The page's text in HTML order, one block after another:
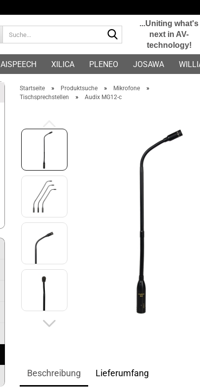
E-Mail
Passwort
Konto erstellen
Passwort vergessen?
...Uniting what's
next in AV-
technology!
AISPEECH XILICA PLENEO JOSAWA
Startseite » Produktsuche » Mikrofone »
Tischsprechstellen » Audix MG12-c
Beschreibung Lieferumfang